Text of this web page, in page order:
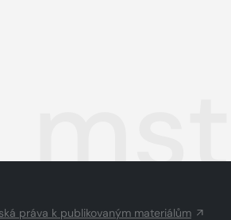
práva k publikovaným materiálům